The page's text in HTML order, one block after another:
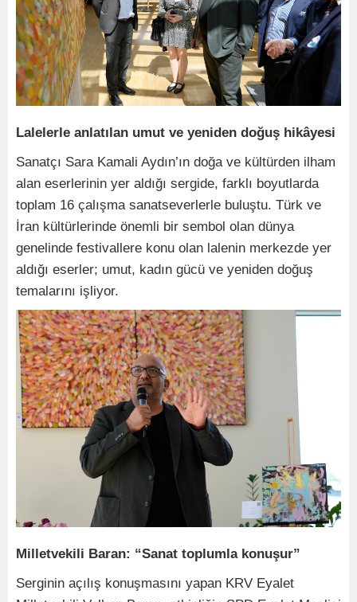
Lalelerle anlatılan umut ve yeniden doğuş hikâyesi
Sanatçı Sara Kamali Aydın’ın doğa ve kültürden ilham
alan eserlerinin yer aldığı sergide, farklı boyutlarda
toplam 16 çalışma sanatseverlerle buluştu. Türk ve
İran kültürlerinde önemli bir sembol olan dünya
genelinde festivallere konu olan lalenin merkezde yer
aldığı eserler; umut, kadın gücü ve yeniden doğuş
temalarını işliyor.
Milletvekili Baran: “Sanat toplumla konuşur”
Serginin açılış konuşmasını yapan KRV Eyalet